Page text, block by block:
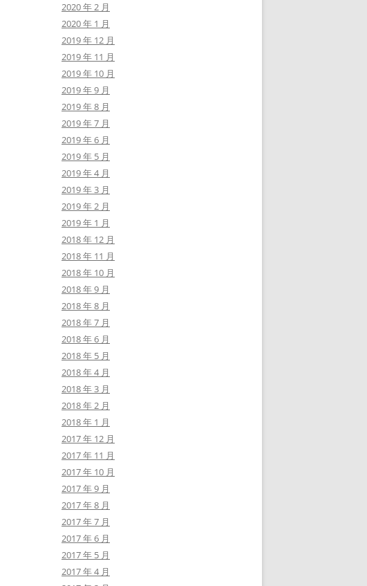
2020 年 2 月
2020 年 1 月
2019 年 12 月
2019 年 11 月
2019 年 10 月
2019 年 9 月
2019 年 8 月
2019 年 7 月
2019 年 6 月
2019 年 5 月
2019 年 4 月
2019 年 3 月
2019 年 2 月
2019 年 1 月
2018 年 12 月
2018 年 11 月
2018 年 10 月
2018 年 9 月
2018 年 8 月
2018 年 7 月
2018 年 6 月
2018 年 5 月
2018 年 4 月
2018 年 3 月
2018 年 2 月
2018 年 1 月
2017 年 12 月
2017 年 11 月
2017 年 10 月
2017 年 9 月
2017 年 8 月
2017 年 7 月
2017 年 6 月
2017 年 5 月
2017 年 4 月